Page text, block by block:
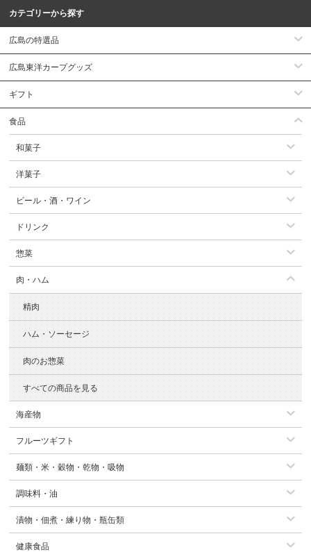
カテゴリーから探す
広島の特選品
広島東洋カープグッズ
ギフト
食品
和菓子
洋菓子
ビール・酒・ワイン
ドリンク
惣菜
肉・ハム
精肉
ハム・ソーセージ
肉のお惣菜
すべての商品を見る
海産物
フルーツギフト
麺類・米・穀物・乾物・吸物
調味料・油
漬物・佃煮・練り物・瓶缶類
健康食品